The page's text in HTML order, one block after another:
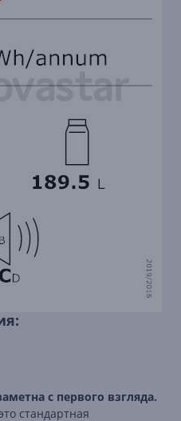
с первого взгляда.
стандартная